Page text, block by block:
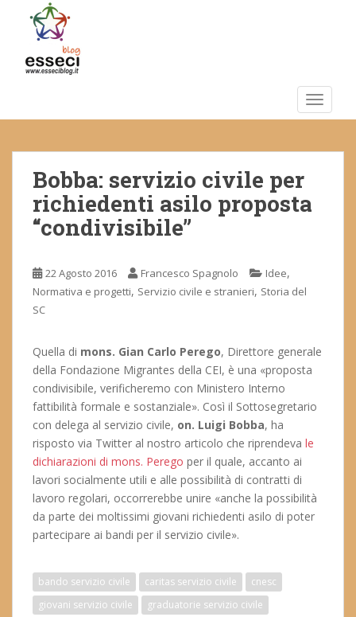
m
Bobba: servizio civile per
richiedenti asilo proposta
“condivisibile”
22 Agosto 2016 Francesco Spagnolo Idee,
Normativa e progetti, Servizio civile e stranieri, Storia del
SC
Quella di mons. Gian Carlo Perego, Direttore generale
della Fondazione Migrantes della CEI, è una «proposta
condivisibile, verificheremo con Ministero Interno
fattibilità formale e sostanziale». Così il Sottosegretario
con delega al servizio civile, on. Luigi Bobba, ha
risposto via Twitter al nostro articolo che riprendeva le
dichiarazioni di mons. Perego per il quale, accanto ai
lavori socialmente utili e alle possibilità di contratti di
lavoro regolari, occorrerebbe unire «anche la possibilità
da parte dei moltissimi giovani richiedenti asilo di poter
partecipare ai bandi per il servizio civile».
bando servizio civile caritas servizio civile
cnesc
giovani servizio civile
graduatorie servizio civile